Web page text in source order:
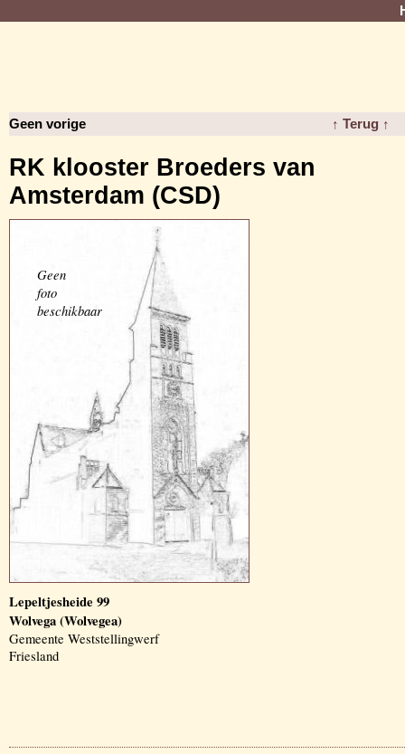
Geen vorige ↑ Terug ↑
RK klooster Broeders van
Amsterdam (CSD)
Geen
foto
beschikbaar
Lepeltjesheide 99
Wolvega (Wolvegea)
Gemeente Weststellingwerf
Friesland